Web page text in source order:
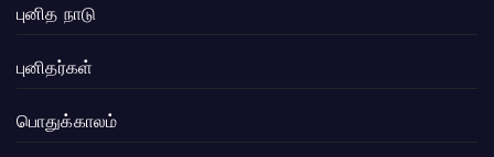
புனித நாடு
புனிதர்கள்
பொதுக்காலம்